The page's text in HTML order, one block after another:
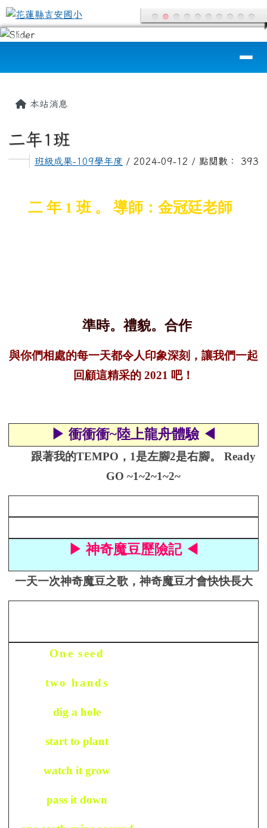
跳至主內容區
花蓮縣吉安國小
本站消息
二年1班
班級成果-109學年度 / 2024-09-12 / 點閱數： 393
二 年 1 班 。 導師：金冠廷老師
準時。禮貌。合作
與你們相處的每一天都令人印象深刻，讓我們一起
回顧這精采的 2021 吧！
▶ 衝衝衝~陸上龍舟體驗 ◀
跟著我的TEMPO ， 1是左腳2是右腳。 Ready
GO ~1~2~1~2~
▶ 神奇魔豆歷險記 ◀
一天一次神奇魔豆之歌，神奇魔豆才會快快長大
One seed
two hands
dig a hole
start to plant
watch it grow
pass it down